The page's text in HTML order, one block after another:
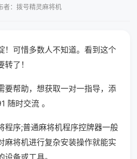
者：拨号精灵麻将机
！可惜多数人不知道。看到这个
了！
要帮助，想获取一对一指导，添
随时交流 。
程序;普通麻将机程序控牌器一般
麻将机进行复杂安装操作就能实
备或工具。